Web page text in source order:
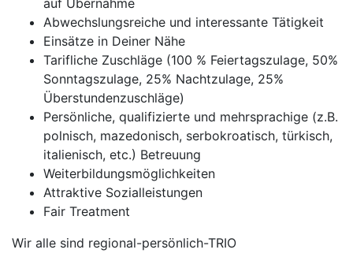
auf Übernahme
Abwechslungsreiche und interessante Tätigkeit
Einsätze in Deiner Nähe
Tarifliche Zuschläge (100 % Feiertagszulage, 50%
Sonntagszulage, 25% Nachtzulage, 25%
Überstundenzuschläge)
Persönliche, qualifizierte und mehrsprachige (z.B.
polnisch, mazedonisch, serbokroatisch, türkisch,
italienisch, etc.) Betreuung
Weiterbildungsmöglichkeiten
Attraktive Sozialleistungen
Fair Treatment
Wir alle sind regional-persönlich-TRIO